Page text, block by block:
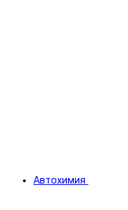
Автохимия